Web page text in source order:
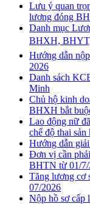
Lưu ý quan
lương đóng
Danh mục
BHXH,
Hướng dẫn
2026
Danh sách
Minh
Chủ hộ kinh
BHXH bắt
Lao động nữ
chế độ thai
Hướng dẫn
Đơn vị cần
BHTN từ 01/7/
Tăng lương
07/2026
Nộp hồ sơ cấp